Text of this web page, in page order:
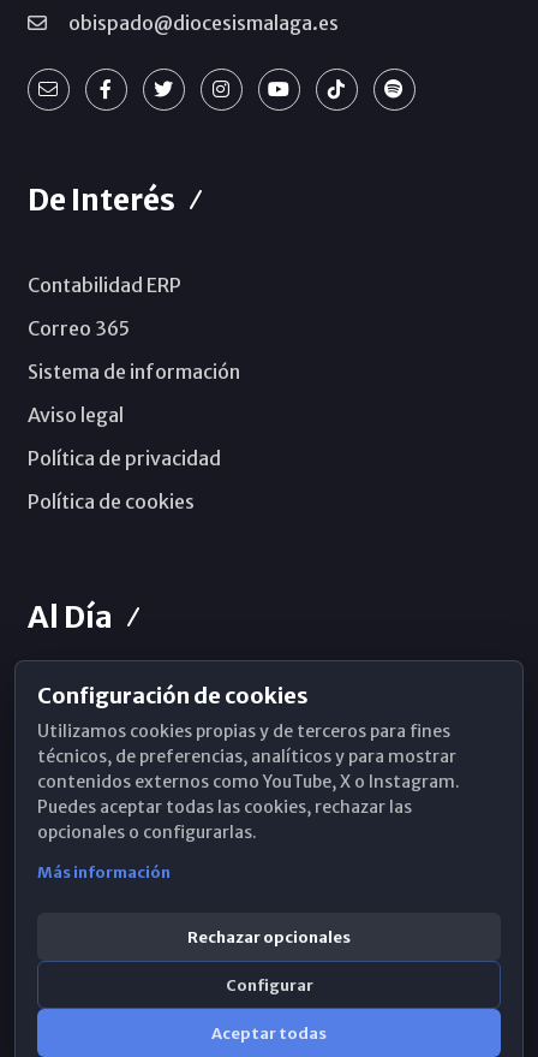
obispado@diocesismalaga.es
De Interés
Contabilidad ERP
Correo 365
Sistema de información
Aviso legal
Política de privacidad
Política de cookies
Al Día
Horarios de Misa
Hemeroteca
WhatsApp
Configuración de cookies
Utilizamos cookies propias y de terceros para fines
técnicos, de preferencias, analíticos y para mostrar
contenidos externos como YouTube, X o Instagram.
Puedes aceptar todas las cookies, rechazar las
opcionales o configurarlas.
Más información
Rechazar opcionales
Configurar
Aceptar todas